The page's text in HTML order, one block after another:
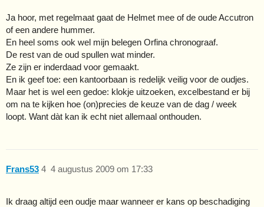
Ja hoor, met regelmaat gaat de Helmet mee of de oude Accutron
of een andere hummer.
En heel soms ook wel mijn belegen Orfina chronograaf.
De rest van de oud spullen wat minder.
Ze zijn er inderdaad voor gemaakt.
En ik geef toe: een kantoorbaan is redelijk veilig voor de oudjes.
Maar het is wel een gedoe: klokje uitzoeken, excelbestand er bij
om na te kijken hoe (on)precies de keuze van de dag / week
loopt. Want dàt kan ik echt niet allemaal onthouden.
Frans53 4 augustus 2009 om 17:33
4
Ik draag altijd een oudje maar wanneer er kans op beschadiging